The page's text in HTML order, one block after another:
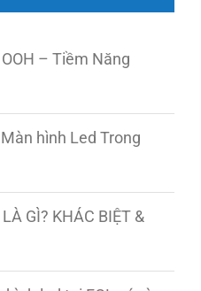
– Tiềm Năng
hình Led Trong
GÌ? KHÁC BIỆT &